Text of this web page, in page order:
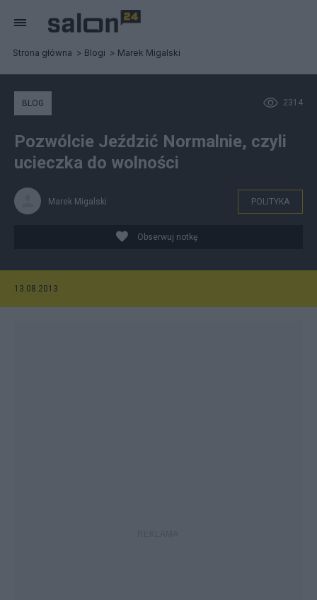
Strona główna Blogi Marek Migalski
2314
BLOG
Pozwólcie Jeździć Normalnie, czyli
ucieczka do wolności
Marek Migalski POLITYKA
Obserwuj notkę
13.08.2013